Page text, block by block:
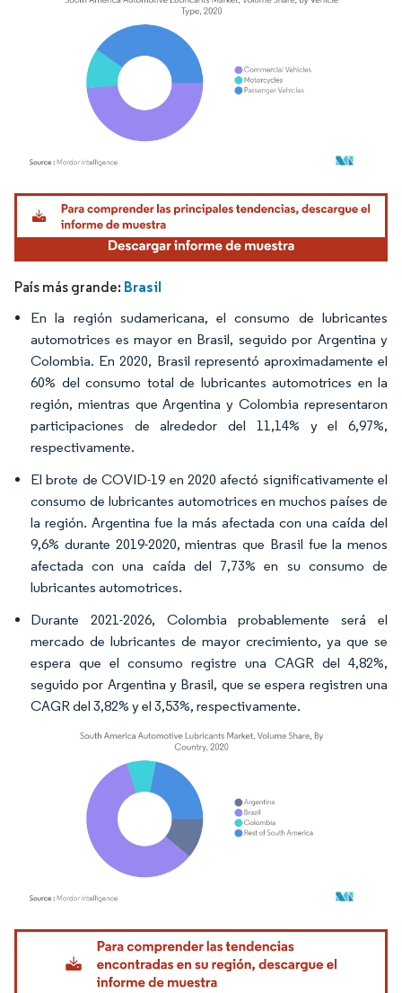
Imagen © Mordor Intelligence. El uso requiere atribución según CC BY 4.0.
País más grande: Brasil
En la región sudamericana, el consumo de lubricantes
automotrices es mayor en Brasil, seguido por Argentina y
Colombia. En 2020, Brasil representó aproximadamente el
60% del consumo total de lubricantes automotrices en la
región, mientras que Argentina y Colombia representaron
participaciones de alrededor del 11,14% y el 6,97%,
respectivamente.
El brote de COVID-19 en 2020 afectó significativamente el
consumo de lubricantes automotrices en muchos países de
la región. Argentina fue la más afectada con una caída del
9,6% durante 2019-2020, mientras que Brasil fue la menos
afectada con una caída del 7,73% en su consumo de
lubricantes automotrices.
Durante 2021-2026, Colombia probablemente será el
mercado de lubricantes de mayor crecimiento, ya que se
espera que el consumo registre una CAGR del 4,82%,
seguido por Argentina y Brasil, que se espera registren una
CAGR del 3,82% y el 3,53%, respectivamente.
Imagen © Mordor Intelligence. El uso requiere atribución según CC BY 4.0.